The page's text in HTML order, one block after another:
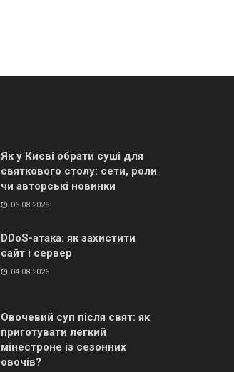
Як у Києві обрати суші для
святкового столу: сети, роли
чи авторські новинки
06.08.2026
DDoS-атака: як захистити
сайт і сервер
04.08.2026
Овочевий суп після свят: як
приготувати легкий
мінестроне із сезонних
овочів?